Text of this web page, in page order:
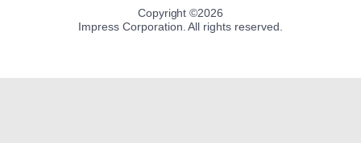
Copyright ©2026
Impress Corporation. All rights reserved.